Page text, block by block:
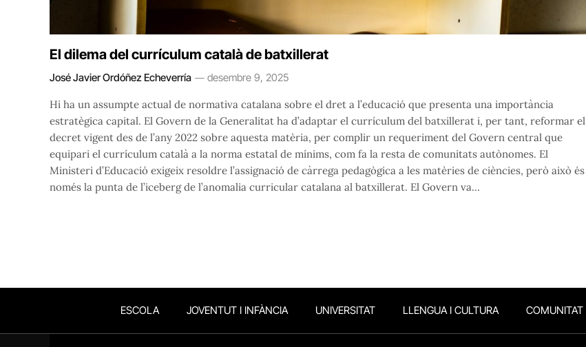
El dilema del currículum català de batxillerat
José Javier Ordóñez Echeverría desembre 9, 2025
Hi ha un assumpte actual de normativa catalana sobre el dret a l’educació que presenta una importància
estratègica capital. El Govern de la Generalitat ha d’adaptar el currículum del batxillerat i, per tant, reformar el
decret vigent des de l’any 2022 sobre aquesta matèria, per complir un requeriment del Govern central que
equipari el currículum català a la norma estatal de mínims, com fa la resta de comunitats autònomes. El
Ministeri d’Educació exigeix resoldre l’assignació de càrrega pedagògica a les matèries de ciències, però això és
només la punta de l’iceberg de l’anomalia curricular catalana al batxillerat. El Govern va…
ESCOLA JOVENTUT I INFÀNCIA UNIVERSITAT LLENGUA I CULTURA COMUNITAT